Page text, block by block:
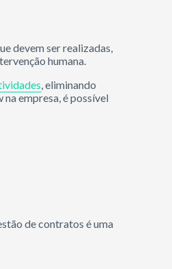
devem ser realizadas,
humana.
, eliminando
empresa, é possível
de contratos é uma